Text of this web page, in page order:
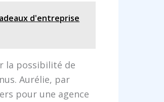
d'entreprise
la possibilité de
Aurélie, par
pour une agence